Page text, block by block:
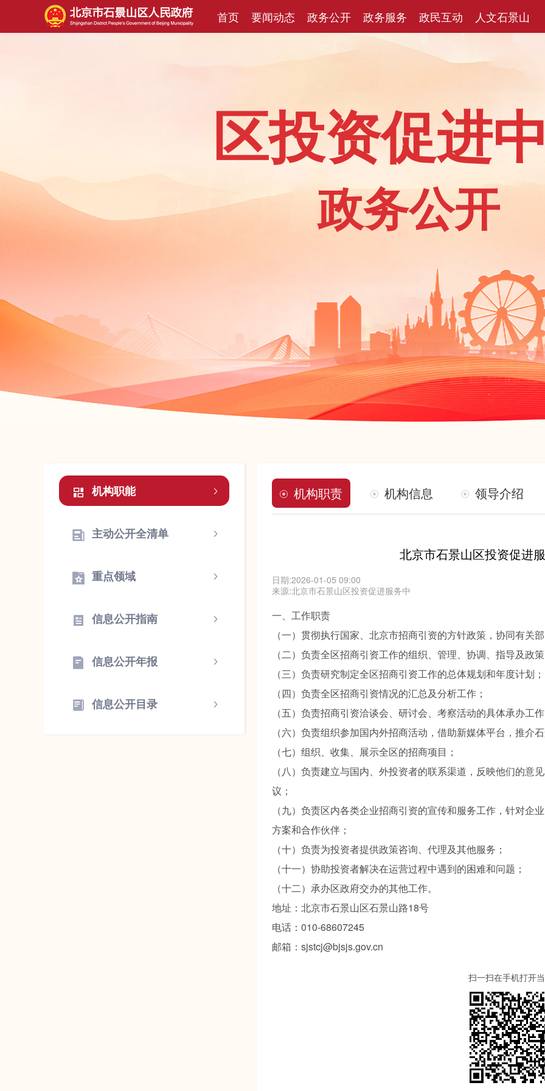
首页 要闻动态 政务公开 政务服务 政民互动 人文石景山
区投资促进
政务公开
机构职能
主动公开全清单
重点领域
信息公开指南
信息公开年报
信息公开目录
机构职责 机构信息 领导介绍
北京市石景山区投资促进
日期:2026-01-05 09:00
来源:北京市石景山区投资促进服务中
一、工作职责
（一）贯彻执行国家、北京市招商引资的方针政策，协同有关
（二）负责全区招商引资工作的组织、管理、协调、指导及政
（三）负责研究制定全区招商引资工作的总体规划和年度计划；
（四）负责全区招商引资情况的汇总及分析工作；
（五）负责招商引资洽谈会、研讨会、考察活动的具体承办工
（六）负责组织参加国内外招商活动，借助新媒体平台，推介
（七）组织、收集、展示全区的招商项目；
（八）负责建立与国内、外投资者的联系渠道，反映他们的
议；
（九）负责区内各类企业招商引资的宣传和服务工作，针对
方案和合作伙伴；
（十）负责为投资者提供政策咨询、代理及其他服务；
（十一）协助投资者解决在运营过程中遇到的困难和问题；
（十二）承办区政府交办的其他工作。
地址：北京市石景山区石景山路18号
电话：010-68607245
邮箱：sjstcj@bjsjs.gov.cn
扫一扫在手机打开